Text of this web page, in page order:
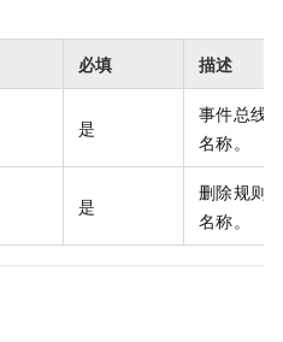
必填 描述
是
事件总线
名称。
是
删除规则
名称。